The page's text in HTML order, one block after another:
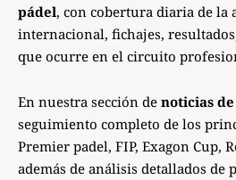
pádel, con cobertura diaria de la
internacional, fichajes,
que ocurre en el circuito
En nuestra sección de noticias
seguimiento completo de los
Premier padel, FIP, Exagon Cup,
además de análisis detallados